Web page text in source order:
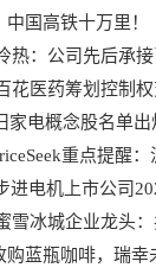
国高铁十万里！
热：公司先后承
花医药筹划控制
家电概念股名单
重点提醒
进电机上市公司
雪冰城企业龙头：
购蓝瓶咖啡，瑞幸